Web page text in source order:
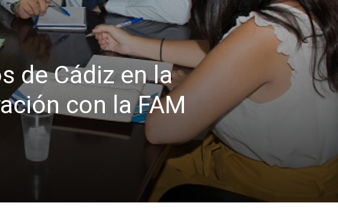
de Cádiz en la
con la FAM